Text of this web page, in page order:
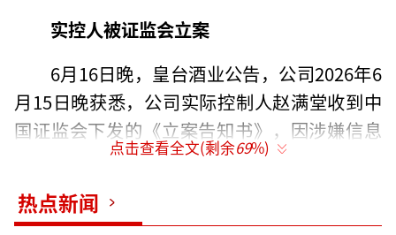
实控人被证监会立案
6月16日晚，皇台酒业公告，公司2026年6
月15日晚获悉，公司实际控制人赵满堂收到中
国证监会下发的《立案告知书》，因涉嫌信息
披露违法违规，根据《中华人民共和国证券
规，中国证监会决定对公司实际控制人立案。
点击查看全文(剩余69%)
热点新闻